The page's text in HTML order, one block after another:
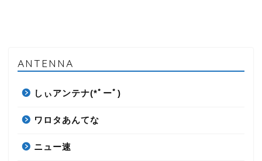
ANTENNA
しぃアンテナ(*ﾟーﾟ)
ワロタあんてな
ニュー速